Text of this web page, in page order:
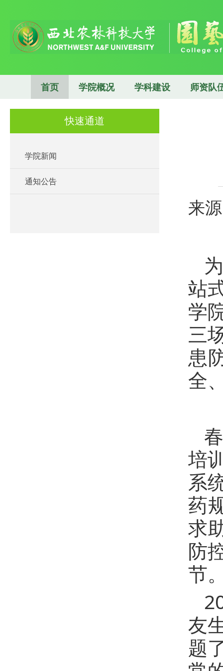
首页 学院概况 学科建设 师资队
快速通道
学院新闻
通知公告
来
站
学
三
患
全
培
系
药
求
防
节
友
题